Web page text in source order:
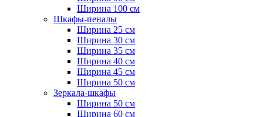
Ширина 100 см
Шкафы-пеналы
Ширина 25 см
Ширина 30 см
Ширина 35 см
Ширина 40 см
Ширина 45 см
Ширина 50 см
Зеркала-шкафы
Ширина 50 см
Ширина 60 см